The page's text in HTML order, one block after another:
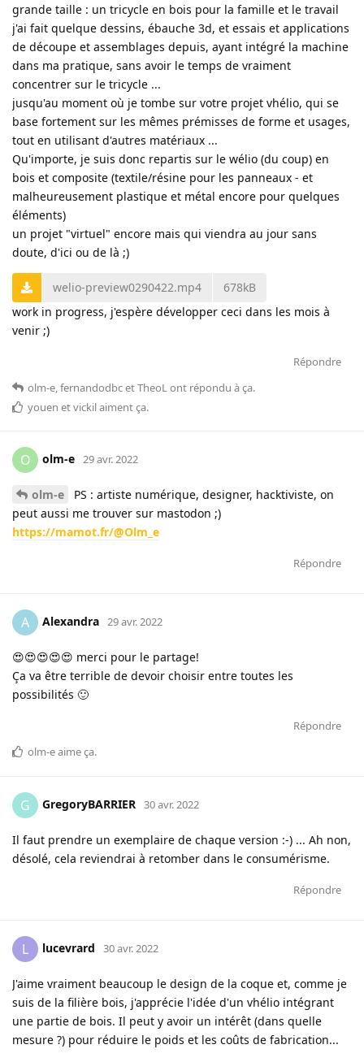
grande taille : un tricycle en bois pour la famille et le travail
j'ai fait quelque dessins, ébauche 3d, et essais et applications
de découpe et assemblages depuis, ayant intégré la machine
dans ma pratique, sans avoir le temps de vraiment
concentrer sur le tricycle ...
jusqu'au moment où je tombe sur votre projet vhélio, qui se
base fortement sur les mêmes prémisses de forme et usages,
tout en utilisant d'autres matériaux ...
Qu'importe, je suis donc repartis sur le wélio (du coup) en
bois et composite (textile/résine pour les panneaux - et
malheureusement plastique et métal encore pour quelques
éléments)
un projet "virtuel" encore mais qui viendra au jour sans
doute, d'ici ou de là ;)
welio-preview0290422.mp4
678kB
work in progress, j'espère développer ceci dans les mois à
venir ;)
Répondre
olm-e,fernandodbcetTheoLont répondu à ça.
youen etvickilaiment ça.
O olm-e 29 avr. 2022
olm-e
PS : artiste numérique, designer, hacktiviste, on
peut aussi me trouver sur mastodon ;)
https://mamot.fr/@Olm_e
Répondre
A Alexandra 29 avr. 2022
😍😍😍😍😍 merci pour le partage!
Ça va être terrible de devoir choisir entre toutes les
possibilités 🙂
Répondre
olm-eaime ça.
G GregoryBARRIER 30 avr. 2022
Il faut prendre un exemplaire de chaque version :-) ... Ah non,
désolé, cela reviendrai à retomber dans le consumérisme.
Répondre
L lucevrard 30 avr. 2022
J'aime vraiment beaucoup le design de la coque et, comme je
suis de la filière bois, j'apprécie l'idée d'un vhélio intégrant
une partie de bois. Il peut y avoir un intérêt (dans quelle
mesure ?) pour réduire le poids et les coûts de fabrication...